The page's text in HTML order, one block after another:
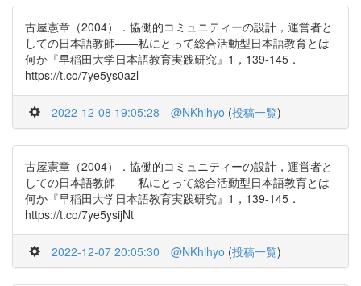
古屋憲章（2004）．協働的コミュニティーの設計，運営者と
しての日本語教師――私にとって総合活動型日本語教育とは
何か『早稲田大学日本語教育実践研究』1，139-145．
https://t.co/7ye5ys0azl
2022-12-08 19:05:28 @NKhihyo (投稿一覧)
古屋憲章（2004）．協働的コミュニティーの設計，運営者と
しての日本語教師――私にとって総合活動型日本語教育とは
何か『早稲田大学日本語教育実践研究』1，139-145．
https://t.co/7ye5ysijNt
2022-12-07 20:05:30 @NKhihyo (投稿一覧)